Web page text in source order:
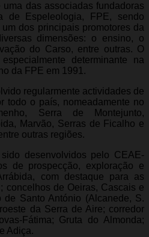
das associadas fundadoras
de Espeleologia, FPE, sendo
dos principais promotores da
dimensões: o ensino, o
do Carso, entre outras. O
determinante na
da FPE em 1991.
regularmente actividades de
todo o país, nomeadamente no
Serra de Montejunto,
Marvão, Serras de Ficalho e
outras regiões.
desenvolvidos pelo CEAE-
de prospecção, exploração e
com destaque para as
concelhos de Oeiras, Cascais e
de Santo António (Alcanede, S.
da Serra de Aire; corredor
Fátima; Gruta do Almonda;
Adiça.